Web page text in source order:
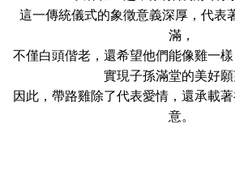
這一傳統儀式的象徵意義深厚，代表
滿，
不僅白頭偕老，還希望他們能像雞一樣
實現子孫滿堂的美好願
因此，帶路雞除了代表愛情，還承載
意。